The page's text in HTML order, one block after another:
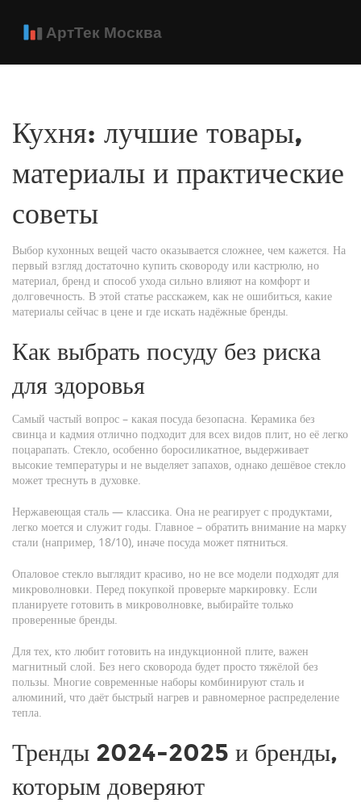
Кухня: лучшие товары,
материалы и практические
советы
Выбор кухонных вещей часто оказывается сложнее, чем кажется. На
первый взгляд достаточно купить сковороду или кастрюлю, но
материал, бренд и способ ухода сильно влияют на комфорт и
долговечность. В этой статье расскажем, как не ошибиться, какие
материалы сейчас в цене и где искать надёжные бренды.
Как выбрать посуду без риска
для здоровья
Самый частый вопрос – какая посуда безопасна. Керамика без
свинца и кадмия отлично подходит для всех видов плит, но её легко
поцарапать. Стекло, особенно боросиликатное, выдерживает
высокие температуры и не выделяет запахов, однако дешёвое стекло
может треснуть в духовке.
Нержавеющая сталь — классика. Она не реагирует с продуктами,
легко моется и служит годы. Главное – обратить внимание на марку
стали (например, 18/10), иначе посуда может пятниться.
Опаловое стекло выглядит красиво, но не все модели подходят для
микроволновки. Перед покупкой проверьте маркировку. Если
планируете готовить в микроволновке, выбирайте только
проверенные бренды.
Для тех, кто любит готовить на индукционной плите, важен
магнитный слой. Без него сковорода будет просто тяжёлой без
пользы. Многие современные наборы комбинируют сталь и
алюминий, что даёт быстрый нагрев и равномерное распределение
тепла.
Тренды 2024‑2025 и бренды,
которым доверяют